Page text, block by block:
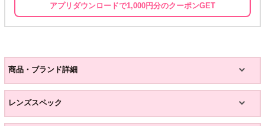
アプリダウンロードで1,000円分のクーポンGET
商品・ブランド詳細
レンズスペック